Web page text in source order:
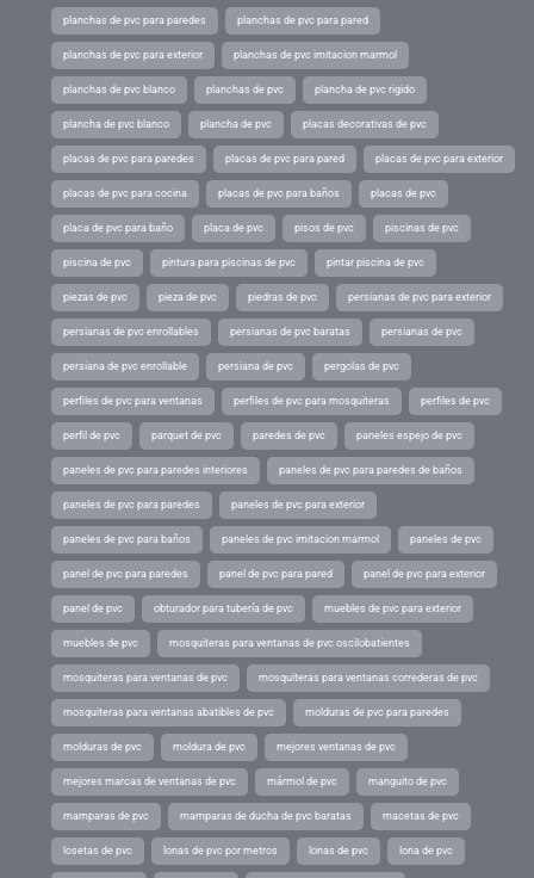
planchas de pvc para paredes planchas de pvc para pared
planchas de pvc para exterior planchas de pvc imitacion marmol
planchas de pvc blanco planchas de pvc plancha de pvc rigido
plancha de pvc blanco plancha de pvc placas decorativas de pvc
placas de pvc para paredes placas de pvc para pared placas de pvc para exterior
placas de pvc para cocina placas de pvc para baños placas de pvc
placa de pvc para baño placa de pvc pisos de pvc piscinas de pvc
piscina de pvc pintura para piscinas de pvc pintar piscina de pvc
piezas de pvc pieza de pvc piedras de pvc persianas de pvc para exterior
persianas de pvc enrollables persianas de pvc baratas persianas de pvc
persiana de pvc enrollable persiana de pvc pergolas de pvc
perfiles de pvc para ventanas perfiles de pvc para mosquiteras perfiles de pvc
perfil de pvc parquet de pvc paredes de pvc paneles espejo de pvc
paneles de pvc para paredes interiores paneles de pvc para paredes de baños
paneles de pvc para paredes paneles de pvc para exterior
paneles de pvc para baños paneles de pvc imitacion marmol paneles de pvc
panel de pvc para paredes panel de pvc para pared panel de pvc para exterior
panel de pvc obturador para tubería de pvc muebles de pvc para exterior
muebles de pvc mosquiteras para ventanas de pvc oscilobatientes
mosquiteras para ventanas de pvc mosquiteras para ventanas correderas de pvc
mosquiteras para ventanas abatibles de pvc molduras de pvc para paredes
molduras de pvc moldura de pvc mejores ventanas de pvc
mejores marcas de ventanas de pvc mármol de pvc manguito de pvc
mamparas de pvc mamparas de ducha de pvc baratas macetas de pvc
losetas de pvc lonas de pvc por metros lonas de pvc lona de pvc